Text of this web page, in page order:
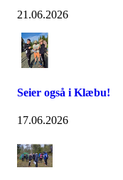
21.06.2026
Seier også i Klæbu!
17.06.2026